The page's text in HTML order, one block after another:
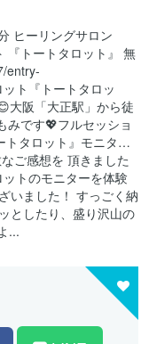
ヒーリングサロン
『トートタロット』 無
entry-
ト『トートタロッ
大阪「大正駅」から徒
です💖フルセッショ
トタロット』モニタ…
ご感想を 頂きました
トのモニターを体験
いました！ すっごく納
としたり、盛り沢山の
...